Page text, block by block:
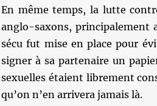
En même temps, la lutte
anglo-saxons, principalement
sécu fut mise en place pour
signer à sa partenaire un
sexuelles étaient librement
qu’on n’en arrivera jamais là.